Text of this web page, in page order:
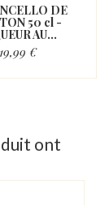
DE
50 cl -
AU...
19,99 €
ont